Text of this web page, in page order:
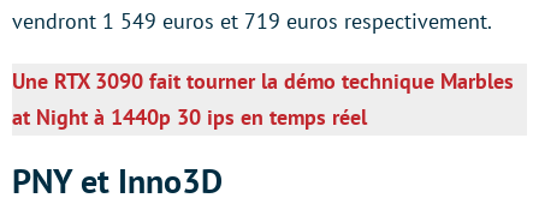
vendront 1 549 euros et 719 euros respectivement.
Une RTX 3090 fait tourner la démo technique Marbles
at Night à 1440p 30 ips en temps réel
PNY et Inno3D